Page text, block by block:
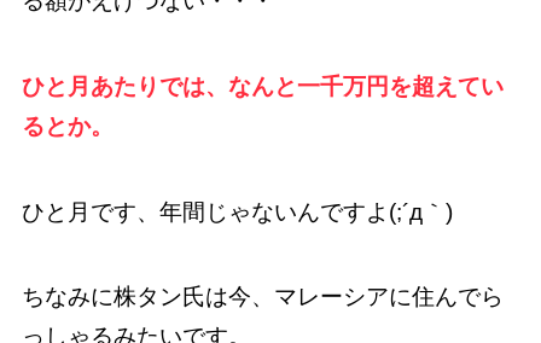
ひと月あたりでは、なんと一千万円を超えてい
るとか。
ひと月です、年間じゃないんですよ(;´д｀)
ちなみに株タン氏は今、マレーシアに住んでら
っしゃるみたいです。